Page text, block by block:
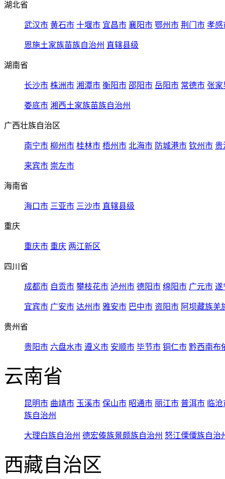
湖北省
武汉市 黄石市 十堰市 宜昌市 襄阳市 鄂州市 荆门市 孝感
恩施土家族苗族自治州 直辖县级
湖南省
长沙市 株洲市 湘潭市 衡阳市 邵阳市 岳阳市 常德市 张家
娄底市 湘西土家族苗族自治州
广西壮族自治区
南宁市 柳州市 桂林市 梧州市 北海市 防城港市 钦州市 贵
来宾市 崇左市
海南省
海口市 三亚市 三沙市 直辖县级
重庆
重庆市 重庆 两江新区
四川省
成都市 自贡市 攀枝花市 泸州市 德阳市 绵阳市 广元市 遂
宜宾市 广安市 达州市 雅安市 巴中市 资阳市 阿坝藏族羌
贵州省
贵阳市 六盘水市 遵义市 安顺市 毕节市 铜仁市 黔西南布
云南省
昆明市 曲靖市 玉溪市 保山市 昭通市 丽江市 普洱市 临
族自治州
大理白族自治州 德宏傣族景颇族自治州 怒江傈僳族自治
西藏自治区